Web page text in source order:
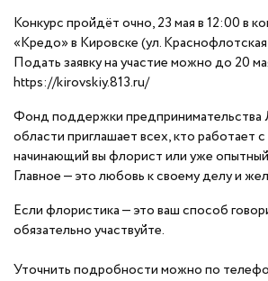
Конкурс пройдёт очно, 23 мая в 12:00 в
«Кредо» в Кировске (ул.
Подать заявку на участие можно до 20
https://kirovskiy.813.ru/
Фонд поддержки предпринимательства
области приглашает всех, кто работает
начинающий вы флорист или уже
Главное — это любовь к своему делу и
Если флористика — это ваш способ
обязательно участвуйте.
Уточнить подробности можно по